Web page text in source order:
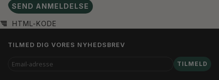
SEND ANMELDELSE
HTML-KODE
TILMED DIG VORES NYHEDSBREV
EMAIL-
ADRESSE
TILMELD